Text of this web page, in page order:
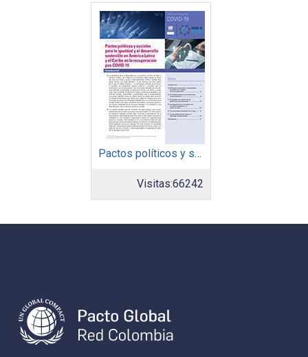
Pactos políticos y sociales para la igualdad y el desarrollo sostenible en América Latina y el Caribe en la recuperación pos COVID-19
Visitas:66242